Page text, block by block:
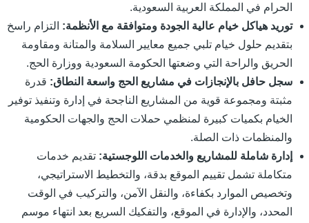
الحرام في المملكة العربية السعودية.
توريد هياكل خيام عالية الجودة ومتوافقة مع الأنظمة:التزام راسخ
بتقديم حلول خيام تلبي جميع معايير السلامة والمتانة ومقاومة
الحريق والراحة التي وضعتها الحكومة السعودية ووزارة الحج.
سجل حافل بالإنجازات في مشاريع الحج واسعة النطاق:قدرة
مثبتة ومجموعة قوية من المشاريع الناجحة في إدارة وتنفيذ توفير
الخيام بكميات كبيرة لمنظمي حملات الحج والجهات الحكومية
والمنظمات ذات الصلة.
إدارة شاملة للمشاريع والخدمات اللوجستية:تقديم خدمات
متكاملة تشمل تقييم الموقع بدقة، والتخطيط الاستراتيجي،
وتخصيص الموارد بكفاءة، والنقل الآمن، والتركيب في الوقت
المحدد، والإدارة في الموقع، والتفكيك السريع بعد انتهاء موسم